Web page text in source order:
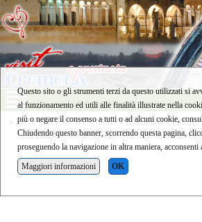
» Dove Mangiare a Cremona » Ristorante Centrale
Questo sito o gli strumenti terzi da questo utilizzati si
al funzionamento ed utili alle finalità illustrate nella
più o negare il consenso a tutti o ad alcuni cookie,
Chiudendo questo banner, scorrendo questa pagina,
proseguendo la navigazione in altra maniera, acconsenti
Maggiori informazioni
OK